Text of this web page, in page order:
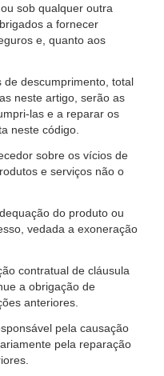
sob qualquer outra
a fornecer
e, quanto aos
de descumprimento, total
neste artigo, serão as
las e a reparar os
neste código.
sobre os vícios de
e serviços não o
do produto ou
vedada a exoneração
contratual de cláusula
a obrigação de
anteriores.
pela causação
pela reparação